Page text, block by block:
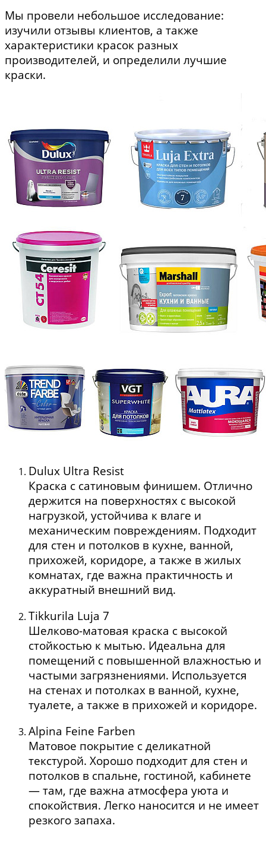
Мы провели небольшое исследование:
изучили отзывы клиентов, а также
характеристики красок разных
производителей, и определили лучшие
краски.
Dulux Ultra Resist
Краска с сатиновым финишем. Отлично
держится на поверхностях с высокой
нагрузкой, устойчива к влаге и
механическим повреждениям. Подходит
для стен и потолков в кухне, ванной,
прихожей, коридоре, а также в жилых
комнатах, где важна практичность и
аккуратный внешний вид.
Tikkurila Luja 7
Шелково-матовая краска с высокой
стойкостью к мытью. Идеальна для
помещений с повышенной влажностью и
частыми загрязнениями. Используется
на стенах и потолках в ванной, кухне,
туалете, а также в прихожей и коридоре.
Alpina Feine Farben
Матовое покрытие с деликатной
текстурой. Хорошо подходит для стен и
потолков в спальне, гостиной, кабинете
— там, где важна атмосфера уюта и
спокойствия. Легко наносится и не имеет
резкого запаха.